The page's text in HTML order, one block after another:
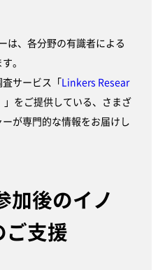
は、各分野の有識者による
。
サービス「 Linkers Resear
」をご提供している、さまざ
が専門的な情報をお届けし
加後のイノ
ご支援